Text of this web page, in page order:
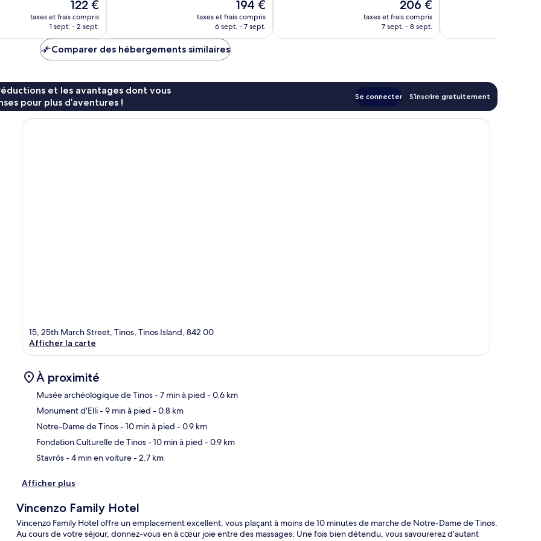
Le
nouveau
prix
de
122 €
122 €
taxes et frais compris
1 sept. - 2 sept.
Le
nouveau
prix
194 €
taxes et frais compris
6 sept. - 7 sept.
Le
nouveau
prix
206 €
taxes et frais compris
7 sept. - 8 sept.
Comparer des hébergements similaires
et les avantages dont vous
pour plus d’aventures !
Se connecter S’inscrire gratuitement
15, 25th March Street, Tinos, Tinos Island, 842 00
Afficher la carte
À proximité
Musée archéologique de Tinos- 7 min à pied - 0.6 km
Monument d'Elli- 9 min à pied - 0.8 km
Notre-Dame de Tinos- 10 min à pied - 0.9 km
Fondation Culturelle de Tinos- 10 min à pied - 0.9 km
Stavrós- 4 min en voiture- 2.7 km
Afficher plus
Vincenzo Family Hotel
Vincenzo Family Hotel offre un emplacement excellent, vous plaçant à moins de 10 minutes de marche de Notre-Dame de Tinos.
Au cours de votre séjour, donnez-vous en à cœur joie entre des massages. Une fois bien détendu, vous savourerez d'autant